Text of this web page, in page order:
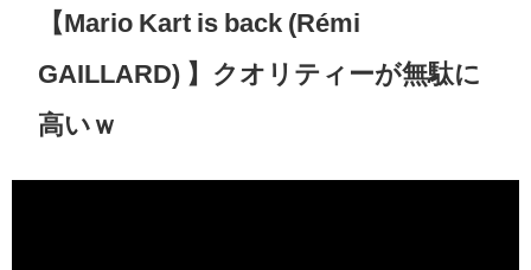
【Mario Kart is back (Rémi
GAILLARD) 】クオリティーが無駄に
高いｗ